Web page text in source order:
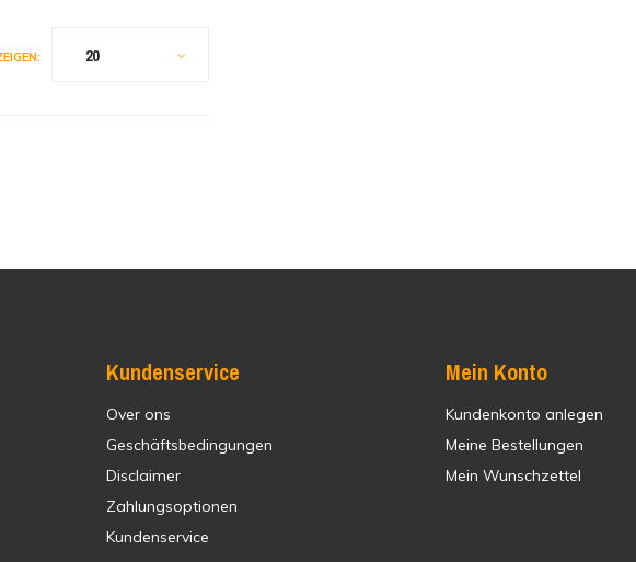
20
Kundenservice
Over ons
Geschäftsbedingungen
Disclaimer
Zahlungsoptionen
Kundenservice
Mein Konto
Kundenkonto anlegen
Meine Bestellungen
Mein Wunschzettel